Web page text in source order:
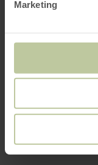
Marketing